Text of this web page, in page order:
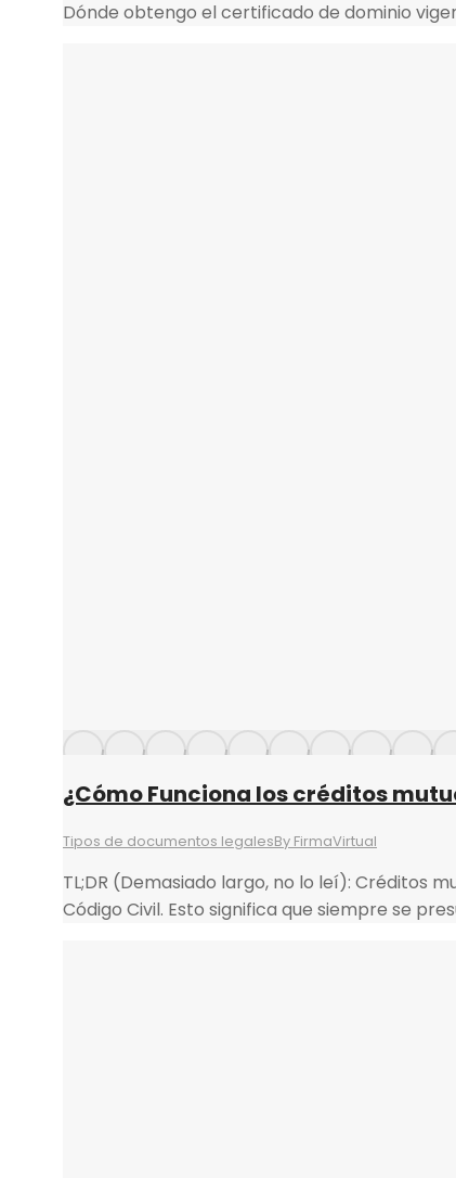
¿Cómo Funciona los créditos
Tipos de documentos legalesBy FirmaVirtual
TL;DR (Demasiado largo, no lo leí): Créditos
Código Civil. Esto significa que siempre se